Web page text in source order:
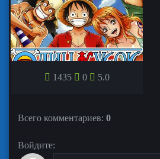
1435 0 5.0
Всего комментариев: 0
Войдите: